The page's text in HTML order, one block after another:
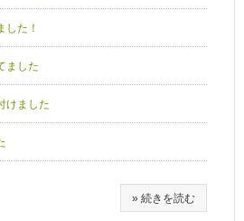
した！
ました
けました
» 続きを読む